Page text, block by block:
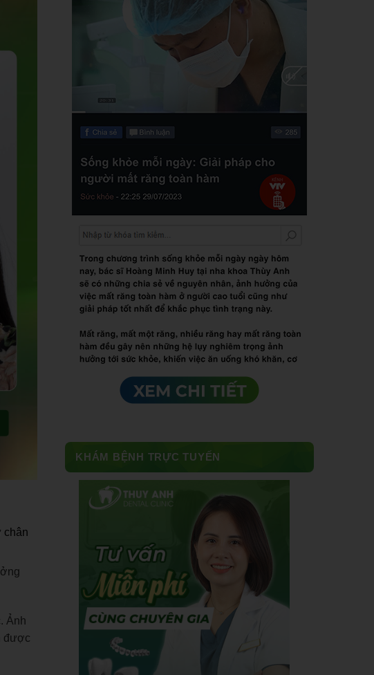
chân
Ảnh
được
KHÁM BỆNH TRỰC TUYẾN